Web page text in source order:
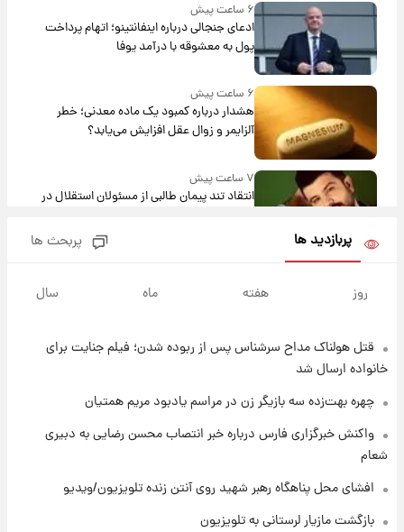
۶ ساعت پیش
ادعای جنجالی درباره اینفانتینو؛ اتهام پرداخت
پول به معشوقه با درآمد یوفا
۶ ساعت پیش
هشدار درباره کمبود یک ماده معدنی؛ خطر
آلزایمر و زوال عقل افزایش می‌یابد؟
۷ ساعت پیش
انتقاد تند پیمان طالبی از مسئولان استقلال در
مرداد ۱۴۰۵ +جدول
۸ ساعت پیش
۸ ساعت پیش
۹ ساعت پیش
پربازدید ها پربحث ها
روز هفته ماه سال
قتل هولناک مداح سرشناس پس از ربوده شدن؛ فیلم جنایت برای
خانواده ارسال شد
چهره بهت‌زده سه بازیگر زن در مراسم یادبود مریم همتیان
واکنش خبرگزاری فارس درباره خبر انتصاب محسن رضایی به دبیری
شعام
افشای محل پناهگاه‌ رهبر شهید روی آنتن زنده تلویزیون/ویدیو
بازگشت مازیار لرستانی به تلویزیون